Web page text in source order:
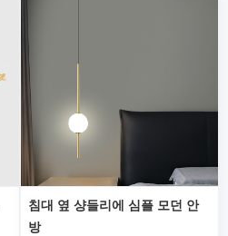
침대 옆 샹들리에 심플 모던 안
방